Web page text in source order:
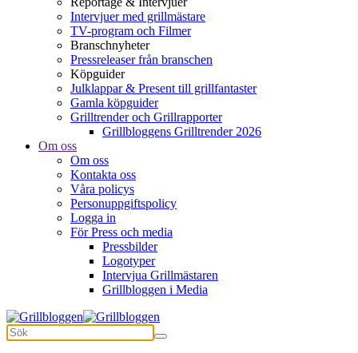
Intervjuer med grillmästare
TV-program och Filmer
Branschnyheter
Pressreleaser från branschen
Köpguider
Julklappar & Present till grillfantaster
Gamla köpguider
Grilltrender och Grillrapporter
Grillbloggens Grilltrender 2026
Om oss
Om oss
Kontakta oss
Våra policys
Personuppgiftspolicy
Logga in
För Press och media
Pressbilder
Logotyper
Intervjua Grillmästaren
Grillbloggen i Media